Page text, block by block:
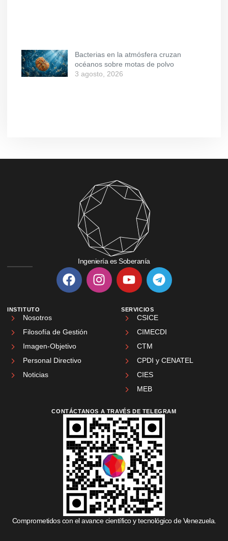
Bacterias en la atmósfera cruzan
océanos sobre motas de polvo
3 agosto, 2026
Ingeniería es Soberanía
INSTITUTO
Nosotros
Filosofía de Gestión
Imagen-Objetivo
Personal Directivo
Noticias
SERVICIOS
CSICE
CIMECDI
CTM
CPDI y CENATEL
CIES
MEB
CONTÁCTANOS A TRAVÉS DE TELEGRAM
Comprometidos con el avance científico y tecnológico de Venezuela.